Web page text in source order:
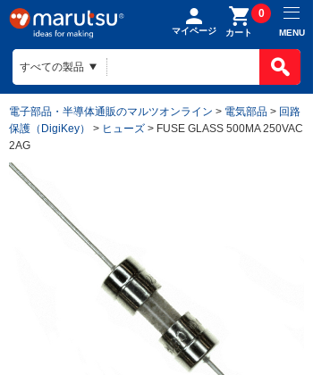
マイページ カート
0
MENU
電子部品・半導体通販のマルツオンライン > 電気部品 > 回路
保護（DigiKey）
> ヒューズ > FUSE GLASS 500MA 250VAC
2AG